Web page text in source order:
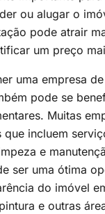
ou alugar o
pode atrair
um preço
uma empresa
pode se
Muitas
incluem
e
ser uma ótima
do imóvel
e outras